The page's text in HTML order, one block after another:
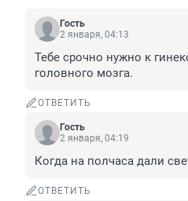
Гость
2 января, 04:13
Тебе срочно нужно к
головного мозга.
ОТВЕТИТЬ
Гость
2 января, 04:19
Когда на полчаса дали
ОТВЕТИТЬ